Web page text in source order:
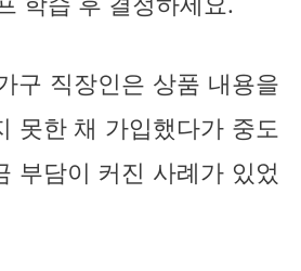
구 직장인은 상품 내용을
못한 채 가입했다가 중도
부담이 커진 사례가 있었